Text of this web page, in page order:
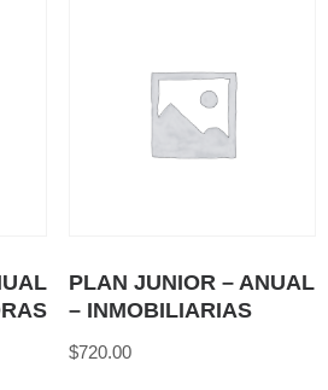
PLAN JUNIOR – ANUAL
– INMOBILIARIAS
$720.00